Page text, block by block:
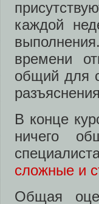
каждой
времени
общий для
В конце
ничего
сложные и
Общая